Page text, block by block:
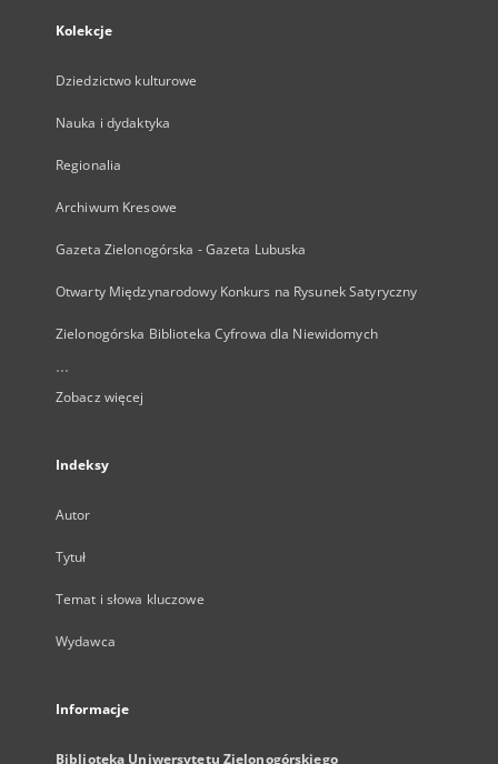
Kolekcje
Dziedzictwo kulturowe
Nauka i dydaktyka
Regionalia
Archiwum Kresowe
Gazeta Zielonogórska - Gazeta Lubuska
Otwarty Międzynarodowy Konkurs na Rysunek Satyryczny
Zielonogórska Biblioteka Cyfrowa dla Niewidomych
...
Zobacz więcej
Indeksy
Autor
Tytuł
Temat i słowa kluczowe
Wydawca
Informacje
Biblioteka Uniwersytetu Zielonogórskiego